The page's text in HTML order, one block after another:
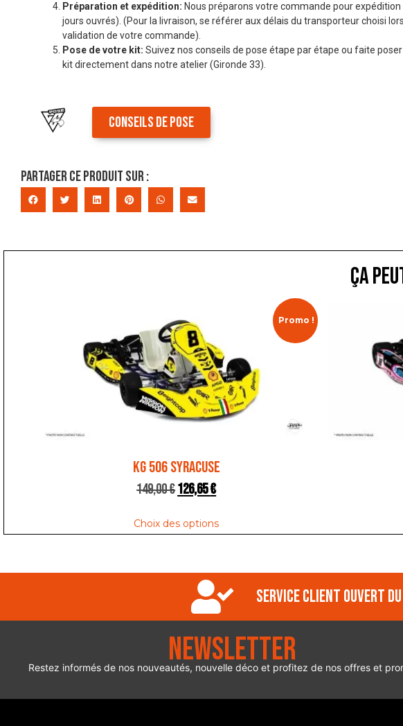
Préparation et expédition: Nous préparons votre commande pour expédition
jours ouvrés). (Pour la livraison, se référer aux délais du transporteur choisi
validation de votre commande).
Pose de votre kit: Suivez nos conseils de pose étape par étape ou faite
kit directement dans notre atelier (Gironde 33).
CONSEILS DE POSE
Partager ce produit sur :
ça
Promo !
KG 506 SYRACUSE
149,00€126,65€
Choix des options
Service client ouvert du
Newsletter
Restez informés de nos nouveautés, nouvelle déco et profitez de nos offres et